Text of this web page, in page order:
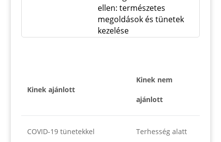
ellen: természetes
megoldások és tünetek
kezelése
Kinek ajánlott
Kinek nem
ajánlott
COVID-19 tünetekkel Terhesség alatt